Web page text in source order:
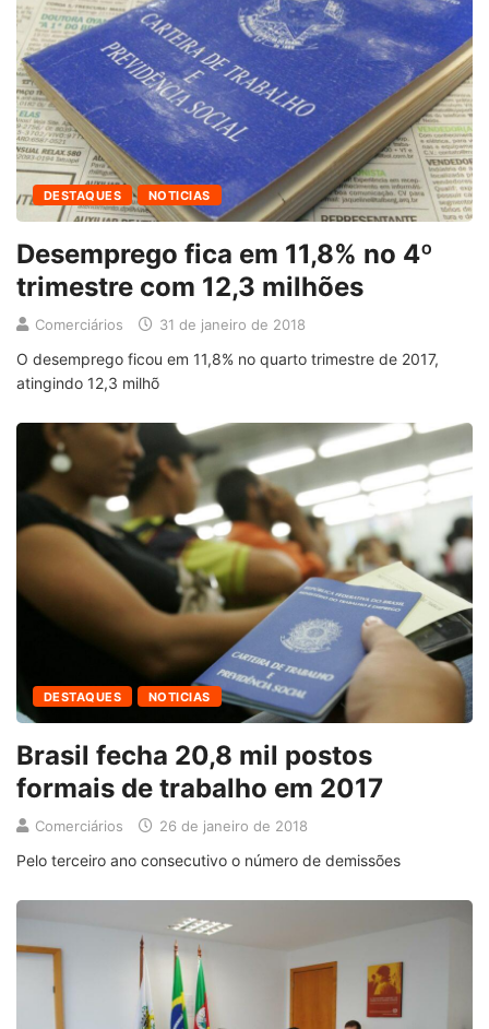
DESTAQUES NOTICIAS
Desemprego fica em 11,8% no 4º
trimestre com 12,3 milhões
Comerciários 31 de janeiro de 2018
O desemprego ficou em 11,8% no quarto trimestre de 2017,
atingindo 12,3 milhõ
DESTAQUES NOTICIAS
Brasil fecha 20,8 mil postos
formais de trabalho em 2017
Comerciários 26 de janeiro de 2018
Pelo terceiro ano consecutivo o número de demissões